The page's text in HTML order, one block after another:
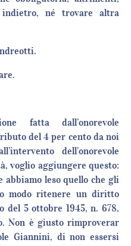
né trovare altra
fatta dall’onorevole
del 4 per cento da noi
dell’onorevole
voglio aggiungere questo:
leso quello che gli
modo ritenere un diritto
del 5 ottobre 1945, n. 678,
Non è giusto rimproverar
Giannini, di non essersi